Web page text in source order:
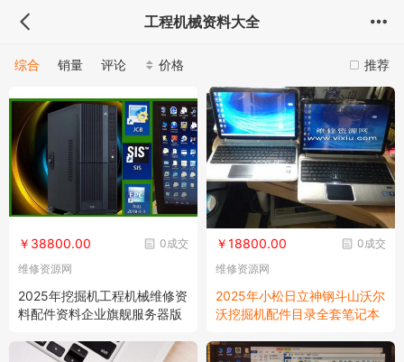
工程机械资料大全
推荐
综合 销量 评论 价格
0成交
￥38800.00
维修资源网
2025年挖掘机工程机械维修资
料配件资料企业旗舰服务器版
0成交
￥18800.00
维修资源网
2025年小松日立神钢斗山沃尔
沃挖掘机配件目录全套笔记本